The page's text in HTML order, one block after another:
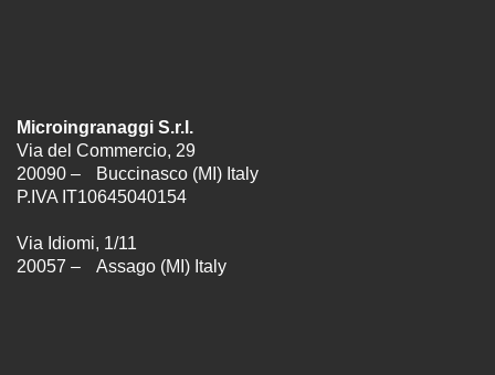
Microingranaggi S.r.l.
Via del Commercio, 29
20090 – Buccinasco (MI) Italy
P.IVA IT10645040154
Via Idiomi, 1/11
20057 – Assago (MI) Italy